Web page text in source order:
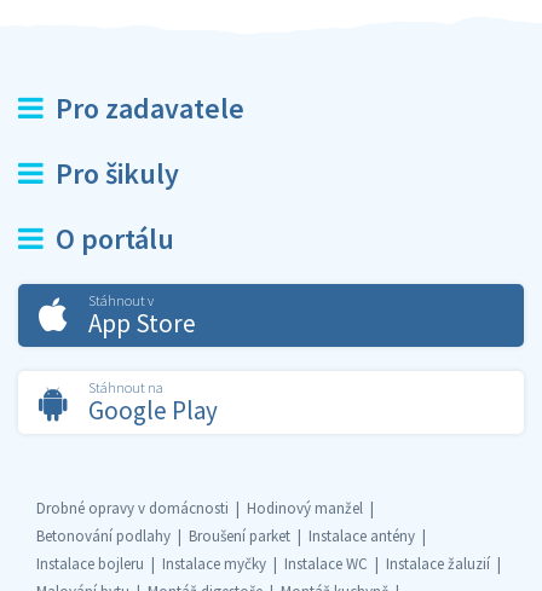
Pro zadavatele
Pro šikuly
O portálu
Stáhnout v
App Store
Stáhnout na
Google Play
Drobné opravy v domácnosti
Hodinový manžel
Betonování podlahy
Broušení parket
Instalace antény
Instalace bojleru
Instalace myčky Instalace WC
Instalace žaluzií